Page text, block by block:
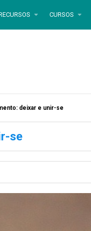
CURSOS
deixar e unir-se
se